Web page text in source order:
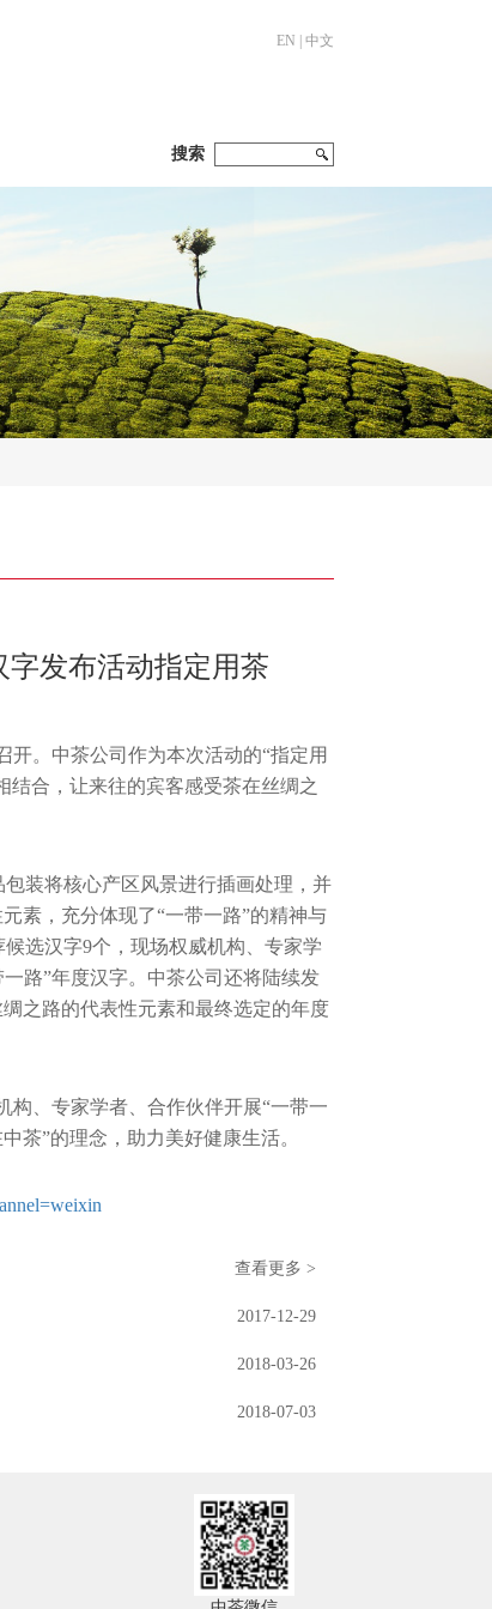
EN 中文
搜索
字发布活动指定用茶
开。中茶公司作为本次活动的“指定用
结合，让来往的宾客感受茶在丝绸之
装将核心产区风景进行插画处理，并
素，充分体现了“一带一路”的精神与
选汉字9个，现场权威机构、专家学
路”年度汉字。中茶公司还将陆续发
之路的代表性元素和最终选定的年度
构、专家学者、合作伙伴开展“一带一
茶”的理念，助力美好健康生活。
查看更多 >
2017-12-29
2018-03-26
2018-07-03